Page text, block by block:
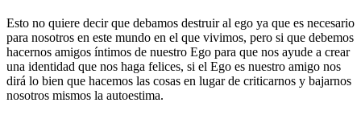
Esto no quiere decir que debamos destruir al ego ya que es necesario
para nosotros en este mundo en el que vivimos, pero si que debemos
hacernos amigos íntimos de nuestro Ego para que nos ayude a crear
una identidad que nos haga felices, si el Ego es nuestro amigo nos
dirá lo bien que hacemos las cosas en lugar de criticarnos y bajarnos
nosotros mismos la autoestima.